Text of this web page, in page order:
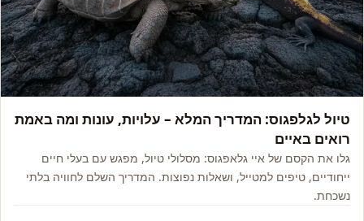
טיול לגלפגוס: המדריך המלא – עלויות, עונות ומה באמת
רואים באיים
גלו את הקסם של איי גלאפגוס: מסלולי טיול, מפגש עם בעלי חיים
ייחודיים, טיפים למטייל, ושאלות נפוצות. המדריך השלם לחוויה בלתי
נשכחת.